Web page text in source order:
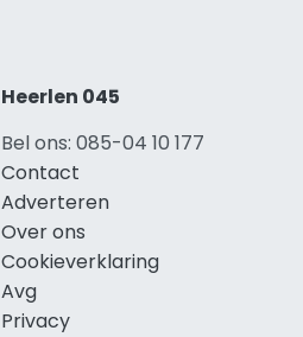
Heerlen 045
Bel ons: 085-04 10 177
Contact
Adverteren
Over ons
Cookieverklaring
Avg
Privacy